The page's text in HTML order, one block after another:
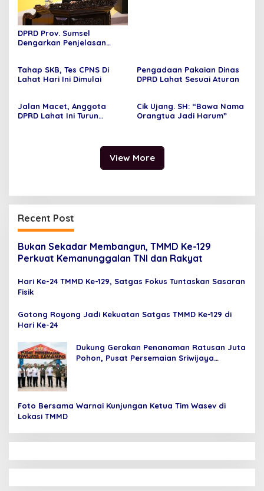
DPRD Prov. Sumsel
Dengarkan Penjelasan
Tahap SKB, Tes CPNS Di
Lahat Hari Ini Dimulai
Pengadaan Pakaian Dinas
DPRD Lahat Sesuai Aturan
Jalan Macet, Anggota
DPRD Lahat Ini Turun
Cik Ujang. SH: “Bawa Nama
Orangtua Jadi Harum”
View More
Recent Post
Bukan Sekadar Membangun, TMMD Ke-129
Perkuat Kemanunggalan TNI dan Rakyat
Hari Ke-24 TMMD Ke-129, Satgas Fokus Tuntaskan Sasaran
Fisik
Gotong Royong Jadi Kekuatan Satgas TMMD Ke-129 di
Hari Ke-24
Dukung Gerakan Penanaman Ratusan Juta
Pohon, Pusat Persemaian Sriwijaya
Foto Bersama Warnai Kunjungan Ketua Tim Wasev di
Lokasi TMMD